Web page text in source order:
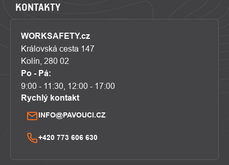
KONTAKTY
WORKSAFETY.cz
Královská cesta 147
Kolín, 280 02
Po - Pá:
9:00 - 11:30, 12:00 - 17:00
Rychlý kontakt
INFO@PAVOUCI.CZ
+420 773 606 630